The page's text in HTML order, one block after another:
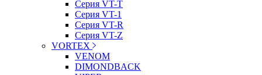
Серия VT-T
Серия VT-1
Серия VT-R
Серия VT-Z
VORTEX
VENOM
DIMONDBACK